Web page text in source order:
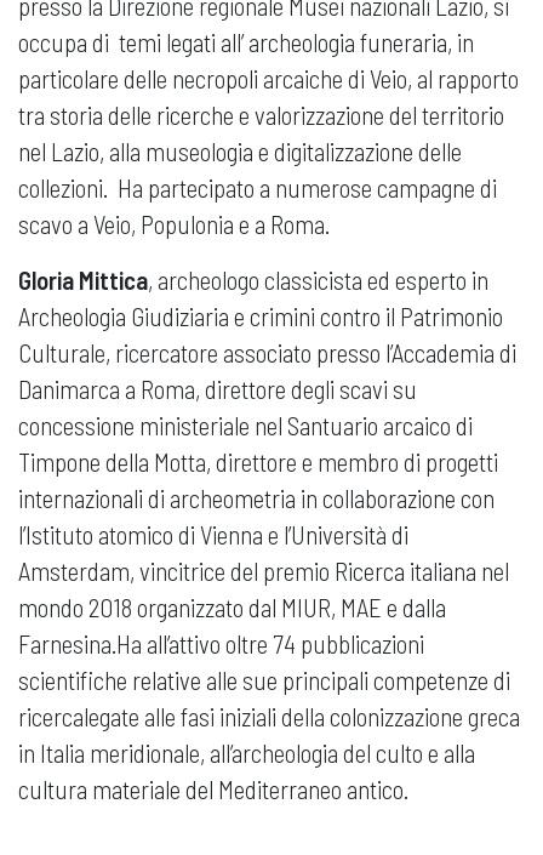
occupa di temi legati all’ archeologia funeraria, in
particolare delle necropoli arcaiche di Veio, al rapporto
tra storia delle ricerche e valorizzazione del territorio
nel Lazio, alla museologia e digitalizzazione delle
collezioni. Ha partecipato a numerose campagne di
scavo a Veio, Populonia e a Roma.
Gloria Mittica, archeologo classicista ed esperto in
Archeologia Giudiziaria e crimini contro il Patrimonio
Culturale, ricercatore associato presso l’Accademia di
Danimarca a Roma, direttore degli scavi su
concessione ministeriale nel Santuario arcaico di
Timpone della Motta, direttore e membro di progetti
internazionali di archeometria in collaborazione con
l’Istituto atomico di Vienna e l’Università di
Amsterdam, vincitrice del premio Ricerca italiana nel
mondo 2018 organizzato dal MIUR, MAE e dalla
Farnesina.Ha all’attivo oltre 74 pubblicazioni
scientifiche relative alle sue principali competenze di
ricercalegate alle fasi iniziali della colonizzazione greca
in Italia meridionale, all’archeologia del culto e alla
cultura materiale del Mediterraneo antico.